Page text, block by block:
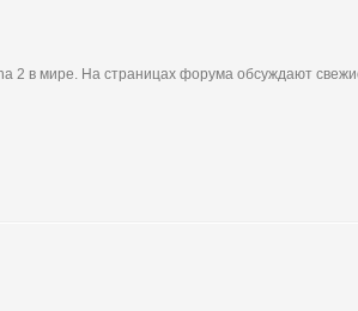
в мире. На страницах форума обсуждают